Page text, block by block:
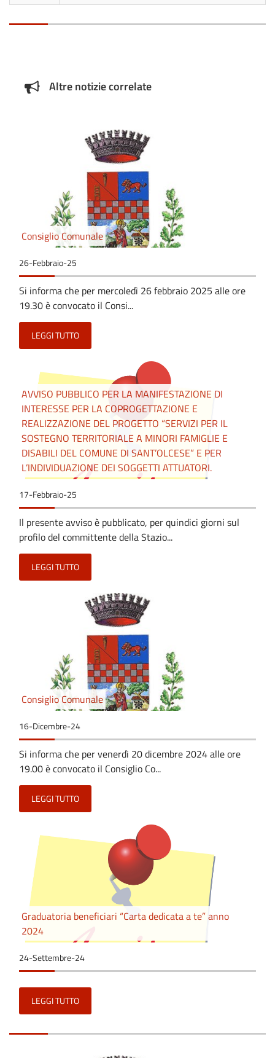
Altre notizie correlate
Consiglio Comunale
26-Febbraio-25
Si informa che per mercoledì 26 febbraio 2025 alle ore
19.30 è convocato il Consi...
LEGGI TUTTO
AVVISO PUBBLICO PER LA MANIFESTAZIONE DI
INTERESSE PER LA COPROGETTAZIONE E
REALIZZAZIONE DEL PROGETTO “SERVIZI PER IL
SOSTEGNO TERRITORIALE A MINORI FAMIGLIE E
DISABILI DEL COMUNE DI SANT’OLCESE” E PER
L’INDIVIDUAZIONE DEI SOGGETTI ATTUATORI.
17-Febbraio-25
Il presente avviso è pubblicato, per quindici giorni sul
profilo del committente della Stazio...
LEGGI TUTTO
Consiglio Comunale
16-Dicembre-24
Si informa che per venerdì 20 dicembre 2024 alle ore
19.00 è convocato il Consiglio Co...
LEGGI TUTTO
Graduatoria beneficiari “Carta dedicata a te” anno
2024
24-Settembre-24
LEGGI TUTTO